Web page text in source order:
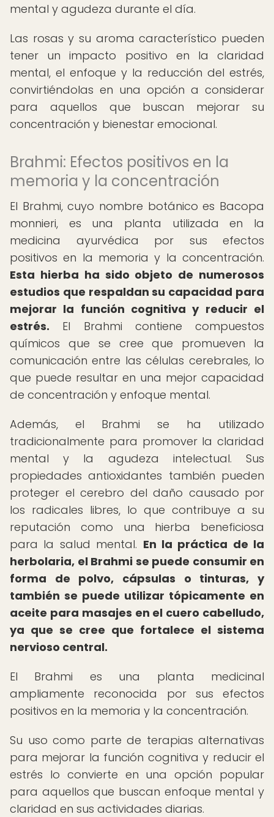
mental y agudeza durante el día.
Las rosas y su aroma característico pueden
tener un impacto positivo en la claridad
mental, el enfoque y la reducción del estrés,
convirtiéndolas en una opción a considerar
para aquellos que buscan mejorar su
concentración y bienestar emocional.
Brahmi: Efectos positivos en la
memoria y la concentración
El Brahmi, cuyo nombre botánico es Bacopa
monnieri, es una planta utilizada en la
medicina ayurvédica por sus efectos
positivos en la memoria y la concentración.
Esta hierba ha sido objeto de numerosos
estudios que respaldan su capacidad para
mejorar la función cognitiva y reducir el
estrés. El Brahmi contiene compuestos
químicos que se cree que promueven la
comunicación entre las células cerebrales, lo
que puede resultar en una mejor capacidad
de concentración y enfoque mental.
Además, el Brahmi se ha utilizado
tradicionalmente para promover la claridad
mental y la agudeza intelectual. Sus
propiedades antioxidantes también pueden
proteger el cerebro del daño causado por
los radicales libres, lo que contribuye a su
reputación como una hierba beneficiosa
para la salud mental. En la práctica de la
herbolaria, el Brahmi se puede consumir en
forma de polvo, cápsulas o tinturas, y
también se puede utilizar tópicamente en
aceite para masajes en el cuero cabelludo,
ya que se cree que fortalece el sistema
nervioso central.
El Brahmi es una planta medicinal
ampliamente reconocida por sus efectos
positivos en la memoria y la concentración.
Su uso como parte de terapias alternativas
para mejorar la función cognitiva y reducir el
estrés lo convierte en una opción popular
para aquellos que buscan enfoque mental y
claridad en sus actividades diarias.